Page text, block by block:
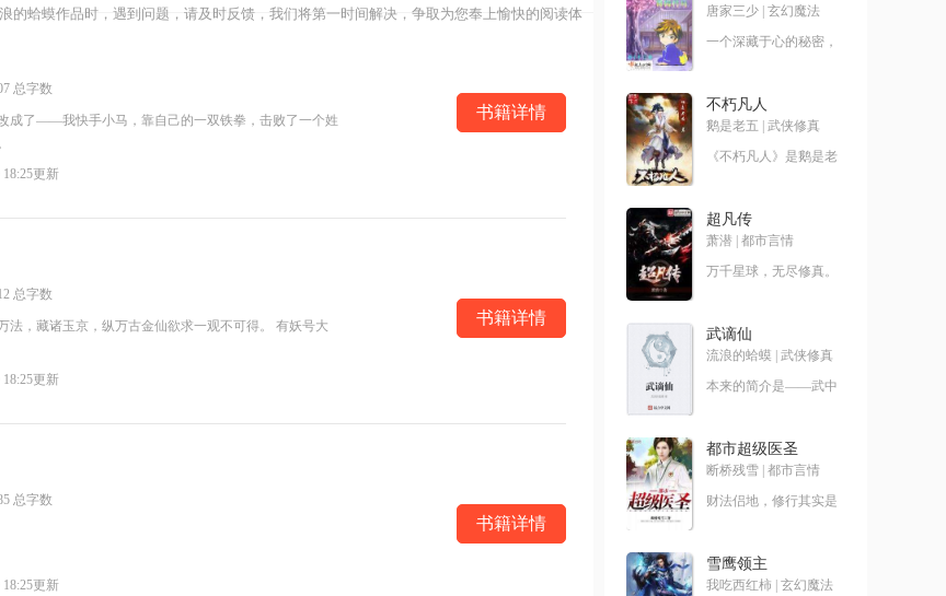
的蛤蟆作品时，遇到问题，请及时反馈，我们将第一时间解决，争取为您奉上愉快的阅读体
总字数
了——我快手小马，靠自己的一双铁拳，击败了一个姓
18:25更新
书籍详情
总字数
法，藏诸玉京，纵万古金仙欲求一观不可得。 有妖号大
18:25更新
书籍详情
总字数
18:25更新
书籍详情
唐家三少 玄幻魔法
一个深藏于心的秘密，
子，神之血脉
不朽凡人
鹅是老五
武侠修真
《不朽凡人》是鹅是老
本修真类小
超凡传
萧潜
都市言情
万千星球，无尽修真。
武谪仙
流浪的蛤蟆
武侠修真
本来的简介是——武中
马，
都市超级医圣
断桥残雪 都市言情
财法侣地，修行其实是
修
雪鹰领主
我吃西红柿
玄幻魔法